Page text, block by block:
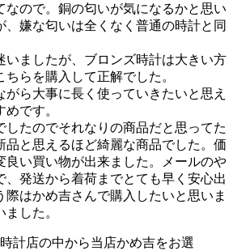
なので。銅の匂いが気になるかと思い
、嫌な匂いは全くなく普通の時計と同
いましたが、ブロンズ時計は大きい方
らを購入して正解でした。
がら大事に長く使っていきたいと思え
です。
したのでそれなりの商品だと思ってた
品と思えるほど綺麗な商品でした。価
良い買い物が出来ました。メールのや
、発送から着荷までとても早く安心出
際はかめ吉さんで購入したいと思いま
した。
計店の中から当店かめ吉をお選